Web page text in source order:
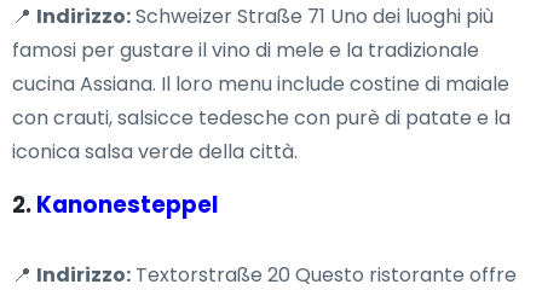
📍 Indirizzo:Schweizer Straße 71 Uno dei luoghi più
famosi per gustare il vino di mele e la tradizionale
cucina Assiana. Il loro menu include costine di maiale
con crauti, salsicce tedesche con purè di patate e la
iconica salsa verde della città.
2.Kanonesteppel
📍 Indirizzo: Textorstraße 20 Questo ristorante offre